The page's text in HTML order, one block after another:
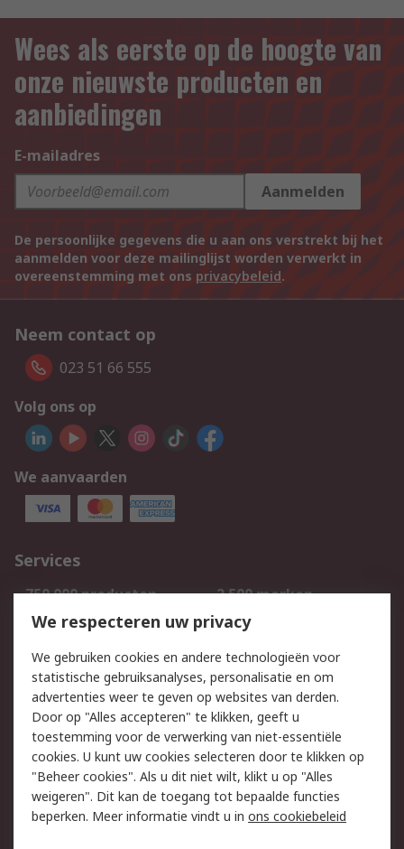
Wees als eerste op de hoogte van
onze nieuwste producten en
aanbiedingen
E-mailadres
Aanmelden
De persoonlijke gegevens die u aan ons verstrekt bij het
aanmelden voor deze mailinglijst worden verwerkt in
overeenstemming met ons privacybeleid.
Neem contact op
023 51 66 555
Volg ons op
We aanvaarden
Services
750.000 producten
2.500 merken
Bestellen
Inkoopoplossingen
Track & Trace
Wettelijk
Cookiebeleid
Email veiligheid
Privacybeleid
Websitevoorwaarden
Algemene
verkoopvoorwaarden
We respecteren uw privacy
We gebruiken cookies en andere technologieën voor
statistische gebruiksanalyses, personalisatie en om
advertenties weer te geven op websites van derden.
Door op "Alles accepteren" te klikken, geeft u
toestemming voor de verwerking van niet-essentiële
cookies. U kunt uw cookies selecteren door te klikken op
"Beheer cookies". Als u dit niet wilt, klikt u op "Alles
weigeren". Dit kan de toegang tot bepaalde functies
beperken. Meer informatie vindt u in ons cookiebeleid